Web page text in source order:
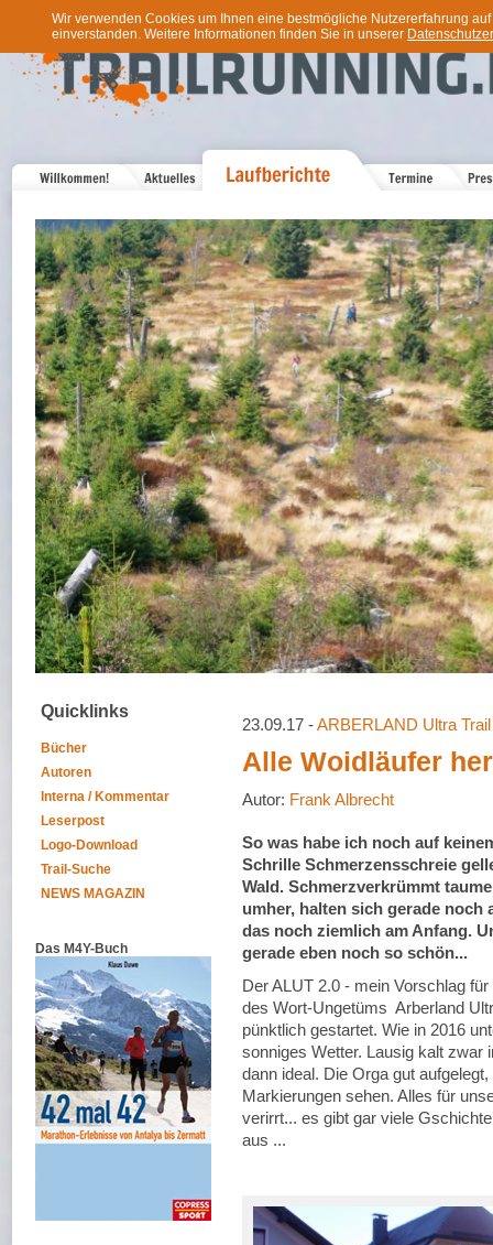
Wir verwenden Cookies um Ihnen eine bestmögliche Nutzererfahrung
einverstanden. Weitere Informationen finden Sie in unserer
Quicklinks
Bücher
Autoren
Interna / Kommentar
Leserpost
Logo-Download
Trail-Suche
NEWS MAGAZIN
Das M4Y-Buch
23.09.17 -ARBERLAND Ultra Trail
Alle Woidläufer
Autor: Frank Albrecht
So was habe ich noch auf
Schrille Schmerzensschreie
Wald. Schmerzverkrümmt
umher, halten sich gerade noch
das noch ziemlich am Anfang.
gerade eben noch so schön...
Der ALUT 2.0 - mein Vorschlag
des Wort-Ungetüms Arberland
pünktlich gestartet. Wie in 2016
sonniges Wetter. Lausig kalt zwar
dann ideal. Die Orga gut
Markierungen sehen. Alles für
verirrt... es gibt gar viele
aus ...